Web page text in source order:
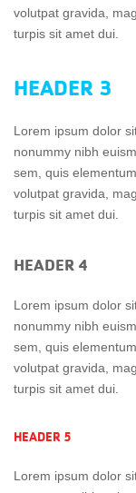
volutpat gravida,
turpis sit amet dui.
HEADER 3
Lorem ipsum dolor
nonummy nibh
sem, quis
volutpat gravida,
turpis sit amet dui.
HEADER 4
Lorem ipsum dolor
nonummy nibh
sem, quis
volutpat gravida,
turpis sit amet dui.
HEADER 5
Lorem ipsum dolor